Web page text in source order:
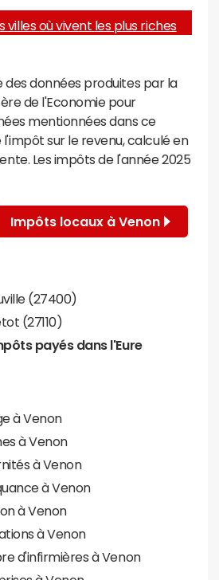
villes où vivent les plus riches
des données produites par la
de l'Economie pour
mentionnées dans ce
sur le revenu, calculé en
Les impôts de l'année 2025
Impôts locaux à Venon
(27400)
(27110)
payés dans l'Eure
à Venon
à Venon
à Venon
à Venon
à Venon
à Venon
d'infirmières à Venon